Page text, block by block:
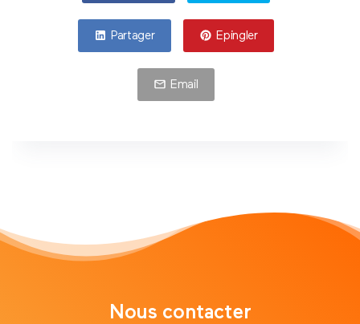
Partager Epingler
Email
Nous contacter